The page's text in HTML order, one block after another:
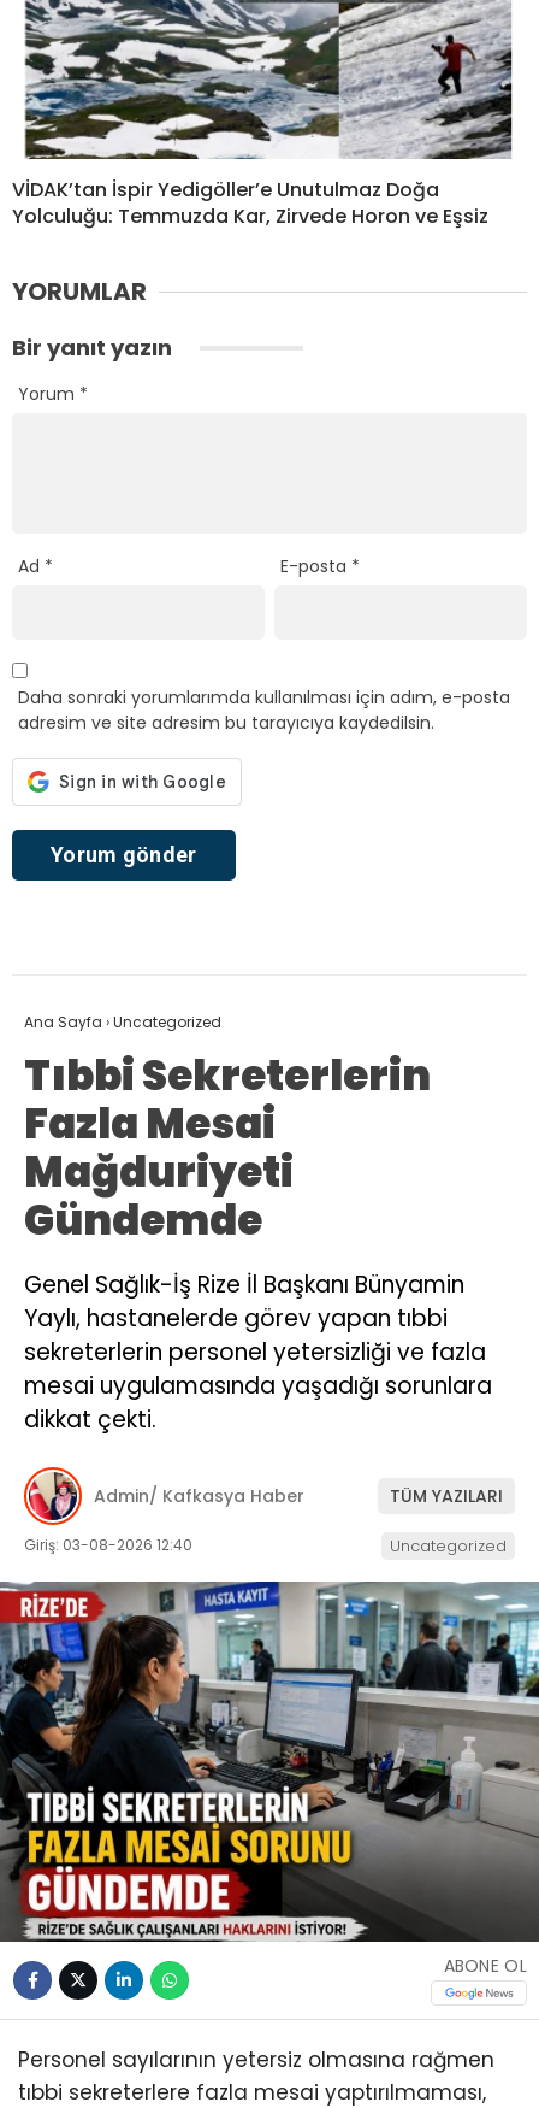
VİDAK’tan İspir Yedigöller’e Unutulmaz Doğa
Yolculuğu: Temmuzda Kar, Zirvede Horon ve Eşsiz
YORUMLAR
Bir yanıt yazın
Yorum *
Ad * E-posta *
Daha sonraki yorumlarımda kullanılması için adım, e-posta
adresim ve site adresim bu tarayıcıya kaydedilsin.
Ana Sayfa ›Uncategorized
Tıbbi Sekreterlerin
Fazla Mesai
Mağduriyeti
Gündemde
Genel Sağlık-İş Rize İl Başkanı Bünyamin
Yaylı, hastanelerde görev yapan tıbbi
sekreterlerin personel yetersizliği ve fazla
mesai uygulamasında yaşadığı sorunlara
dikkat çekti.
Admin/ Kafkasya Haber TÜM YAZILARI
Giriş: 03-08-2026 12:40 Uncategorized
ABONE OL
Personel sayılarının yetersiz olmasına rağmen
tıbbi sekreterlere fazla mesai yaptırılmaması,